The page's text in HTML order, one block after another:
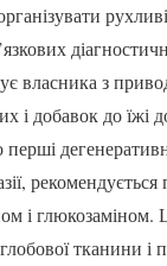
власника з
і добавок до їжі
і глюкозаміном.
тканини і